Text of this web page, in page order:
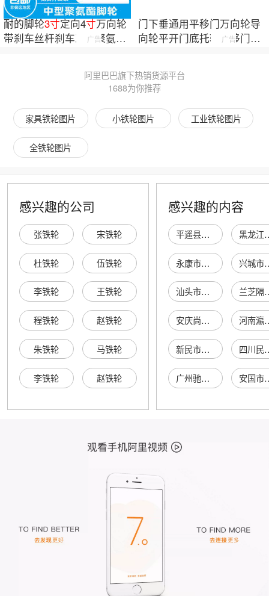
耐的脚轮3寸定向4寸万向轮
带刹车丝杆刹车工业聚氨酯
广告
门下垂通用平移门万向轮导
向轮平开门底托轮平移门静
广告
阿里巴巴旗下热销货源平台
1688为你推荐
家具铁轮图片 小铁轮图片 工业铁轮图片
全铁轮图片
感兴趣的公司
张铁轮 宋铁轮
杜铁轮 伍铁轮
李铁轮 王铁轮
程铁轮 赵铁轮
朱铁轮 马铁轮
李铁轮 赵铁轮
感兴趣的内容
平遥县悠然酒坊 黑龙江中医药
永康市美来源商贸有限公司 兴城
汕头市澄海区悦博玩具商行 兰芝
安庆尚层电子商务有限公司 河南瀛睿
新民市法哈牛镇孙书成个体运输户 四川民心
广州驰泰电子科技有限公司 安国市信